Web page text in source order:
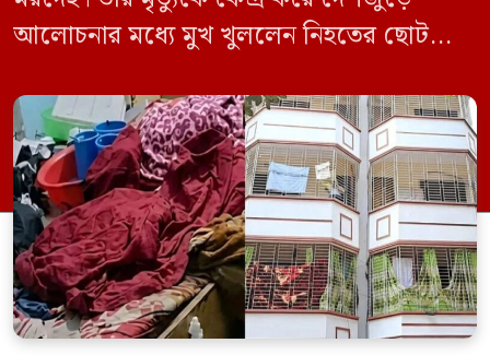
আলোচনার মধ্যে মুখ খুললেন নিহতের ছোট
(বুয়েট) অধ্যাপক একেএম আশিকুর রহমান।
তিনি পরিবারের বিরুদ্ধে ছড়ানো বিভিন্ন তথ্যকে
মিথ্যা বলে দাবি করেছেন। বুধবার (৩ জুন)
গণমাধ্যমে দেওয়া বক্তব্যে তিনি এই […]